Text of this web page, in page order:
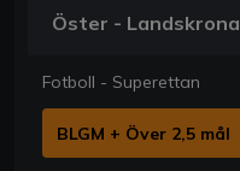
Öster - Landskrona
Fotboll - Superettan
BLGM + Över 2,5 mål